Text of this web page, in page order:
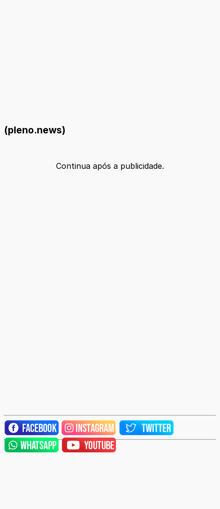
(pleno.news)
Continua após a publicidade.